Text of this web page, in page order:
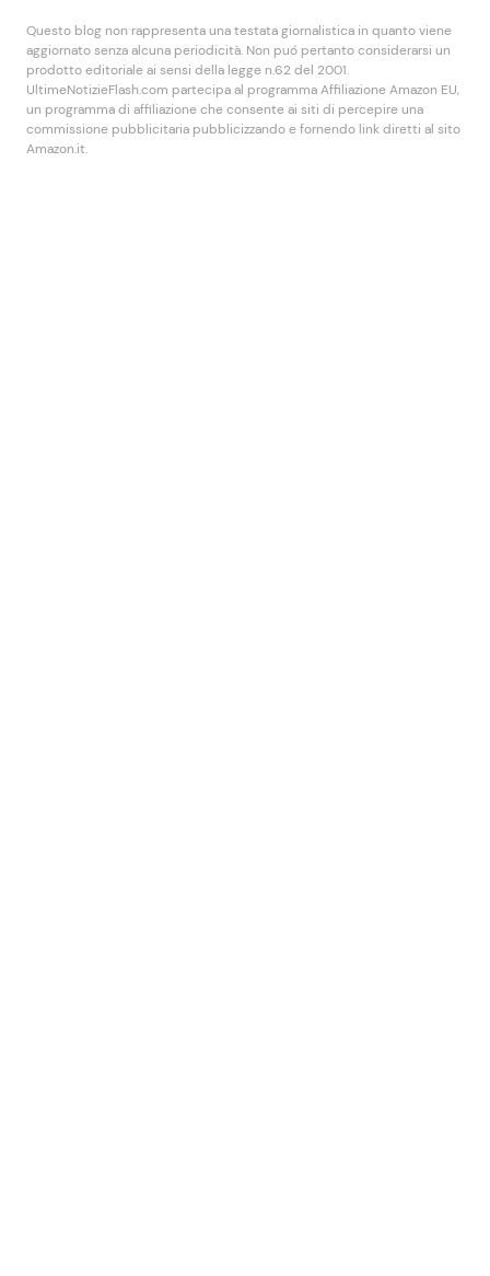
Questo blog non rappresenta una testata giornalistica in quanto viene
aggiornato senza alcuna periodicità. Non puó pertanto considerarsi un
prodotto editoriale ai sensi della legge n.62 del 2001.
UltimeNotizieFlash.com partecipa al programma Affiliazione Amazon EU,
un programma di affiliazione che consente ai siti di percepire una
commissione pubblicitaria pubblicizzando e fornendo link diretti al sito
Amazon.it.